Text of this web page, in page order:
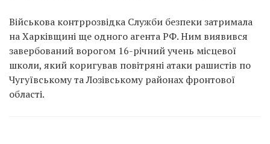
Військова контррозвідка Служби безпеки затримала
на Харківщині ще одного агента РФ. Ним виявився
завербований ворогом 16-річний учень місцевої
школи, який коригував повітряні атаки рашистів по
Чугуївському та Лозівському районах фронтової
області.